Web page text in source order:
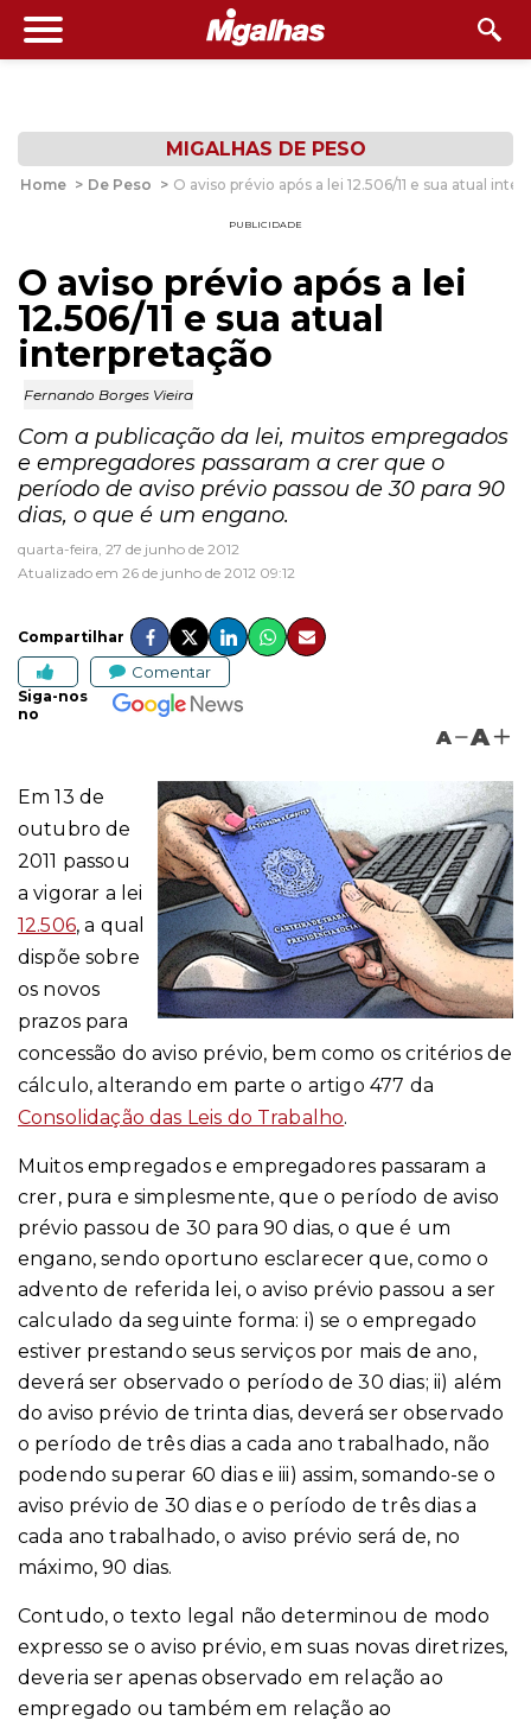
MIGALHAS DE PESO
Home > De Peso > O aviso prévio após a lei 12.506/11 e sua atual
PUBLICIDADE
O aviso prévio após a lei
12.506/11 e sua atual
interpretação
Fernando Borges Vieira
Com a publicação da lei, muitos empregados
e empregadores passaram a crer que o
período de aviso prévio passou de 30 para 90
dias, o que é um engano.
quarta-feira, 27 de junho de 2012
Atualizado em 26 de junho de 2012 09:12
Compartilhar
Comentar
Siga-nos
no
A A
Em 13 de
outubro de
2011 passou
a vigorar a lei
12.506, a qual
dispõe sobre
os novos
prazos para
concessão do aviso prévio, bem como os critérios de
cálculo, alterando em parte o artigo 477 da
Consolidação das Leis do Trabalho.
Muitos empregados e empregadores passaram a
crer, pura e simplesmente, que o período de aviso
prévio passou de 30 para 90 dias, o que é um
engano, sendo oportuno esclarecer que, como o
advento de referida lei, o aviso prévio passou a ser
calculado da seguinte forma: i) se o empregado
estiver prestando seus serviços por mais de ano,
deverá ser observado o período de 30 dias; ii) além
do aviso prévio de trinta dias, deverá ser observado
o período de três dias a cada ano trabalhado, não
podendo superar 60 dias e iii) assim, somando-se o
aviso prévio de 30 dias e o período de três dias a
cada ano trabalhado, o aviso prévio será de, no
máximo, 90 dias.
Contudo, o texto legal não determinou de modo
expresso se o aviso prévio, em suas novas diretrizes,
deveria ser apenas observado em relação ao
empregado ou também em relação ao